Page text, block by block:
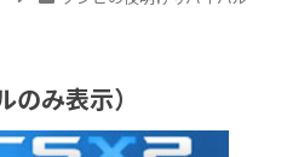
み表示）